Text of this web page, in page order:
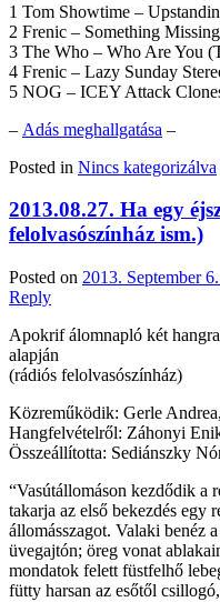
1 Tom Showtime –
2 Frenic – Something Missing
3 The Who – Who Are You
4 Frenic – Lazy Sunday
5 NOG – ICEY Attack
– Adás meghallgatása –
Posted in Nincs kategorizálva
2013.08.27. Ha egy
felolvasószínház ism.)
Posted on 2013. September
Reply
Apokrif álomnapló két
alapján
(rádiós felolvasószínház)
Közreműködik: Gerle
Hangfelvételről: Záhonyi
Összeállította: Sediánszky
“Vasútállomáson kezdődik a
takarja az első bekezdés egy
állomásszagot. Valaki benéz
üvegajtón; öreg vonat
mondatok felett füstfelhő
fütty harsan az esőtől